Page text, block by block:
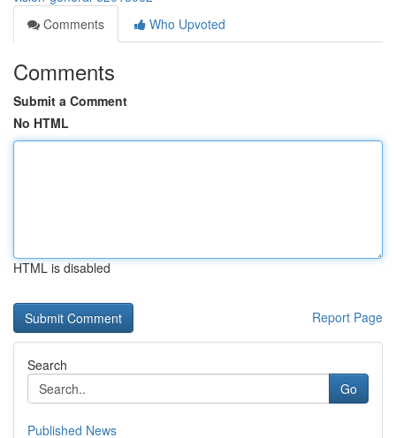
Comments
Who Upvoted
Comments
Submit a Comment
No HTML
HTML is disabled
Report Page
Search
Go
Published News